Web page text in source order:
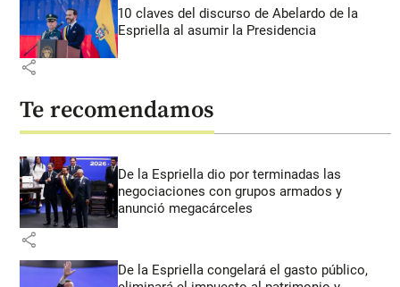
10 claves del discurso de Abelardo de la
Espriella al asumir la Presidencia
share
Te recomendamos
De la Espriella dio por terminadas las
negociaciones con grupos armados y
anunció megacárceles
share
De la Espriella congelará el gasto público,